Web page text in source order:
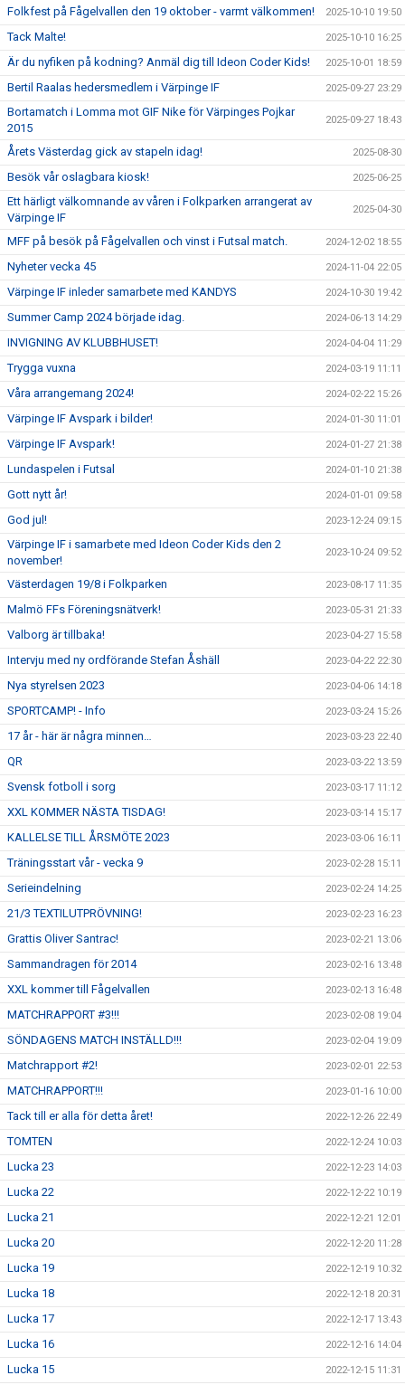
Folkfest på Fågelvallen den 19 oktober - varmt välkommen! 2025-10-10 19:50
Tack Malte! 2025-10-10 16:25
Är du nyfiken på kodning? Anmäl dig till Ideon Coder Kids! 2025-10-01 18:59
Bertil Raalas hedersmedlem i Värpinge IF 2025-09-27 23:29
Bortamatch i Lomma mot GIF Nike för Värpinges Pojkar
2015
2025-09-27 18:43
Årets Västerdag gick av stapeln idag! 2025-08-30
Besök vår oslagbara kiosk! 2025-06-25
Ett härligt välkomnande av våren i Folkparken arrangerat av
Värpinge IF
2025-04-30
MFF på besök på Fågelvallen och vinst i Futsal match. 2024-12-02 18:55
Nyheter vecka 45 2024-11-04 22:05
Värpinge IF inleder samarbete med KANDYS 2024-10-30 19:42
Summer Camp 2024 började idag. 2024-06-13 14:29
INVIGNING AV KLUBBHUSET! 2024-04-04 11:29
Trygga vuxna 2024-03-19 11:11
Våra arrangemang 2024! 2024-02-22 15:26
Värpinge IF Avspark i bilder! 2024-01-30 11:01
Värpinge IF Avspark! 2024-01-27 21:38
Lundaspelen i Futsal 2024-01-10 21:38
Gott nytt år! 2024-01-01 09:58
God jul! 2023-12-24 09:15
Värpinge IF i samarbete med Ideon Coder Kids den 2
november!
2023-10-24 09:52
Västerdagen 19/8 i Folkparken 2023-08-17 11:35
Malmö FFs Föreningsnätverk! 2023-05-31 21:33
Valborg är tillbaka! 2023-04-27 15:58
Intervju med ny ordförande Stefan Åshäll 2023-04-22 22:30
Nya styrelsen 2023 2023-04-06 14:18
SPORTCAMP! - Info 2023-03-24 15:26
17 år - här är några minnen… 2023-03-23 22:40
QR 2023-03-22 13:59
Svensk fotboll i sorg 2023-03-17 11:12
XXL KOMMER NÄSTA TISDAG! 2023-03-14 15:17
KALLELSE TILL ÅRSMÖTE 2023 2023-03-06 16:11
Träningsstart vår - vecka 9 2023-02-28 15:11
Serieindelning 2023-02-24 14:25
21/3 TEXTILUTPRÖVNING! 2023-02-23 16:23
Grattis Oliver Santrac! 2023-02-21 13:06
Sammandragen för 2014 2023-02-16 13:48
XXL kommer till Fågelvallen 2023-02-13 16:48
MATCHRAPPORT #3!!! 2023-02-08 19:04
SÖNDAGENS MATCH INSTÄLLD!!! 2023-02-04 19:09
Matchrapport #2! 2023-02-01 22:53
MATCHRAPPORT!!! 2023-01-16 10:00
Tack till er alla för detta året! 2022-12-26 22:49
TOMTEN 2022-12-24 10:03
Lucka 23 2022-12-23 14:03
Lucka 22 2022-12-22 10:19
Lucka 21 2022-12-21 12:01
Lucka 20 2022-12-20 11:28
Lucka 19 2022-12-19 10:32
Lucka 18 2022-12-18 20:31
Lucka 17 2022-12-17 13:43
Lucka 16 2022-12-16 14:04
Lucka 15 2022-12-15 11:31